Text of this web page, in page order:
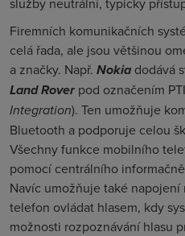
Firemních komunikačních
celá řada, ale jsou většinou
a značky. Např. Nokia dodává
Land Roverpod označením
Integration). Ten umožňuje
Bluetooth a podporuje celou
Všechny funkce mobilního
pomocí centrálního
Navíc umožňuje také
telefon ovládat hlasem, kdy
možnosti rozpoznávání hlasu